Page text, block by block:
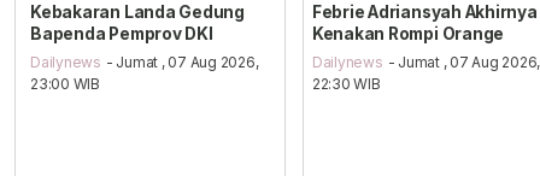
Kebakaran Landa Gedung
Bapenda Pemprov DKI
Dailynews - Jumat , 07 Aug 2026,
23:00 WIB
Febrie Adriansyah Akhirnya
Kenakan Rompi Orange
Dailynews - Jumat , 07 Aug 2026,
22:30 WIB